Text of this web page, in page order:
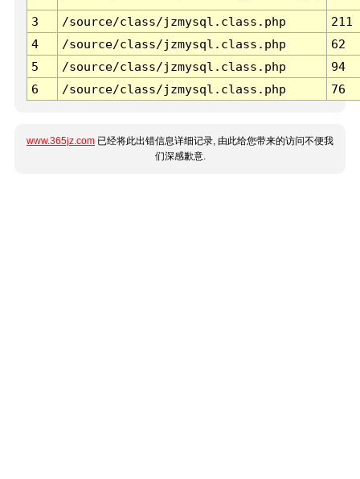
3 /source/class/jzmysql.class.php
211
4
/source/class/jzmysql.class.php
62
5
/source/class/jzmysql.class.php
94
6
/source/class/jzmysql.class.php 76
www.365jz.com 已经将此出错信息详细记录, 由此给您带来的访问不便我
们深感歉意.